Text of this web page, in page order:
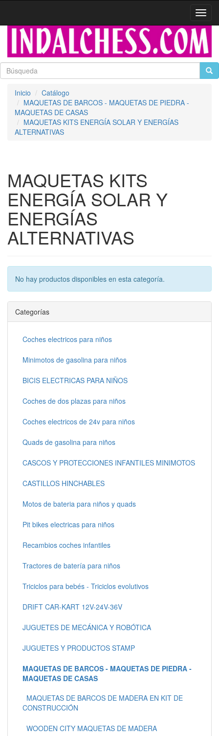
Inicio
Catálogo
MAQUETAS DE BARCOS - MAQUETAS DE PIEDRA -
MAQUETAS DE CASAS
MAQUETAS KITS ENERGÍA SOLAR Y ENERGÍAS
ALTERNATIVAS
MAQUETAS KITS
ENERGÍA SOLAR Y
ENERGÍAS
ALTERNATIVAS
No hay productos disponibles en esta categoría.
Categorías
Coches electricos para niños
Minimotos de gasolina para niños
BICIS ELECTRICAS PARA NIÑOS
Coches de dos plazas para niños
Coches electricos de 24v para niños
Quads de gasolina para niños
CASCOS Y PROTECCIONES INFANTILES MINIMOTOS
CASTILLOS HINCHABLES
Motos de bateria para niños y quads
Pit bikes electricas para niños
Recambios coches infantiles
Tractores de batería para niños
Triciclos para bebés - Triciclos evolutivos
DRIFT CAR-KART 12V-24V-36V
JUGUETES DE MECÁNICA Y ROBÓTICA
JUGUETES Y PRODUCTOS STAMP
MAQUETAS DE BARCOS - MAQUETAS DE PIEDRA -
MAQUETAS DE CASAS
MAQUETAS DE BARCOS DE MADERA EN KIT DE
CONSTRUCCIÓN
WOODEN CITY MAQUETAS DE MADERA